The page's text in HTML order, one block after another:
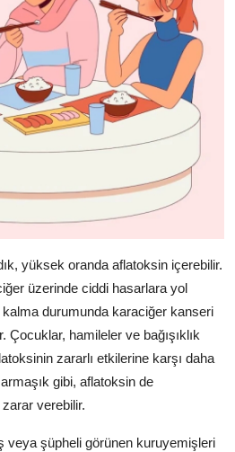
yüksek oranda aflatoksin içerebilir.
üzerinde ciddi hasarlara yol
durumunda karaciğer kanseri
Çocuklar, hamileler ve bağışıklık
zararlı etkilerine karşı daha
gibi, aflatoksin de
verebilir.
veya şüpheli görünen kuruyemişleri